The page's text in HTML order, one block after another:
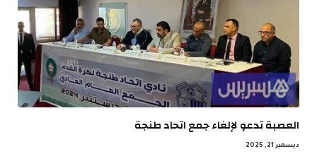
العصبة تدعو لإلغاء جمع اتحاد طنجة
ديسمبر 21, 2025